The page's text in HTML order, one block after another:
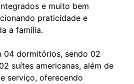
e muito bem
praticidade e
a família.
04 dormitórios, sendo 02
suítes americanas, além de
serviço, oferecendo